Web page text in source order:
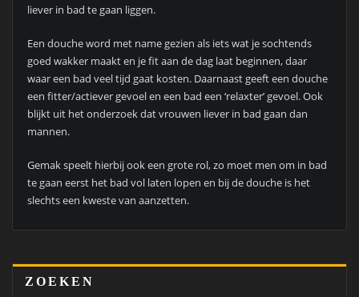
liever in bad te gaan liggen.
Een douche word met name gezien als iets wat je sochtends
goed wakker maakt en je fit aan de dag laat beginnen, daar
waar een bad veel tijd gaat kosten. Daarnaast geeft een douche
een fitter/actiever gevoel en een bad een ‘relaxter’ gevoel. Ook
blijkt uit het onderzoek dat vrouwen liever in bad gaan dan
mannen.
Gemak speelt hierbij ook een grote rol, zo moet men om in bad
te gaan eerst het bad vol laten lopen en bij de douche is het
slechts een kweste van aanzetten.
ZOEKEN